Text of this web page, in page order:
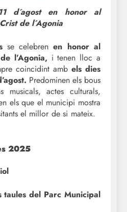
d´agost en honor al
de l´Agonia
se celebrenen honor al
l’Agonia, i tenen lloc a
coincidint amb els dies
Predominen els bous
musicals, actes culturals,
els que el municipi mostra
el millor de si mateix.
2025
taules del Parc Municipal